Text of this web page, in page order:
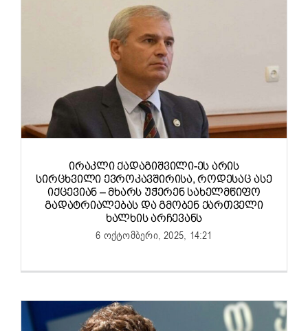
ᲘᲠᲐᲙᲚᲘ ᲥᲐᲓᲐᲒᲘᲨᲕᲘᲚᲘ-ᲔᲡ ᲐᲠᲘᲡ
ᲡᲘᲠᲪᲮᲕᲘᲚᲘ ᲔᲕᲠᲝᲙᲐᲕᲨᲘᲠᲘᲡᲐ, ᲠᲝᲓᲔᲡᲐᲪ ᲐᲡᲔ
ᲘᲥᲪᲔᲕᲘᲐᲜ – ᲛᲮᲐᲠᲡ ᲣᲭᲔᲠᲔᲜ ᲡᲐᲮᲔᲚᲛᲬᲘᲤᲝ
ᲒᲐᲓᲐᲢᲠᲘᲐᲚᲔᲑᲐᲡ ᲓᲐ ᲒᲛᲝᲑᲔᲜ ᲥᲐᲠᲗᲕᲔᲚᲘ
ᲮᲐᲚᲮᲘᲡ ᲐᲠᲩᲔᲕᲐᲜᲡ
6 ოქტომბერი, 2025, 14:21